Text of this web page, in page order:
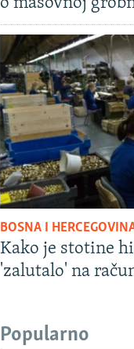
BOSNA I
Kako je stotine
'zalutalo' na
Popularno